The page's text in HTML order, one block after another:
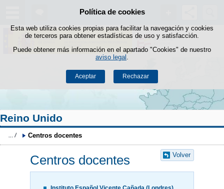
Política de cookies
Esta web utiliza cookies propias para facilitar la navegación y cookies
de terceros para obtener estadísticas de uso y satisfacción.
Puede obtener más información en el apartado "Cookies" de nuestro
aviso legal
Aceptar Rechazar
Saltar al contenido
Reino Unido
Centros docentes
Volver
Centros docentes